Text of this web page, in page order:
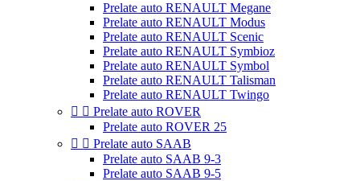
Prelate auto RENAULT Megane
Prelate auto RENAULT Modus
Prelate auto RENAULT Scenic
Prelate auto RENAULT Symbioz
Prelate auto RENAULT Symbol
Prelate auto RENAULT Talisman
Prelate auto RENAULT Twingo
  Prelate auto ROVER
Prelate auto ROVER 25
  Prelate auto SAAB
Prelate auto SAAB 9-3
Prelate auto SAAB 9-5